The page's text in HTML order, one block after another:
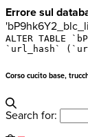
Errore sul
ALTER TABLE
`url_hash`
Corso cucito base,
Search for: